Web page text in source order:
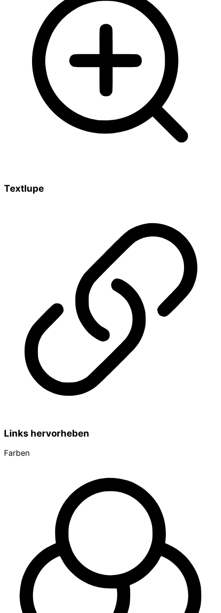
Textlupe
Links hervorheben
Farben